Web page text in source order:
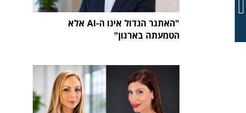
"האתגר הגדול אינו ה-AI אלא
הטמעתה בארגון"